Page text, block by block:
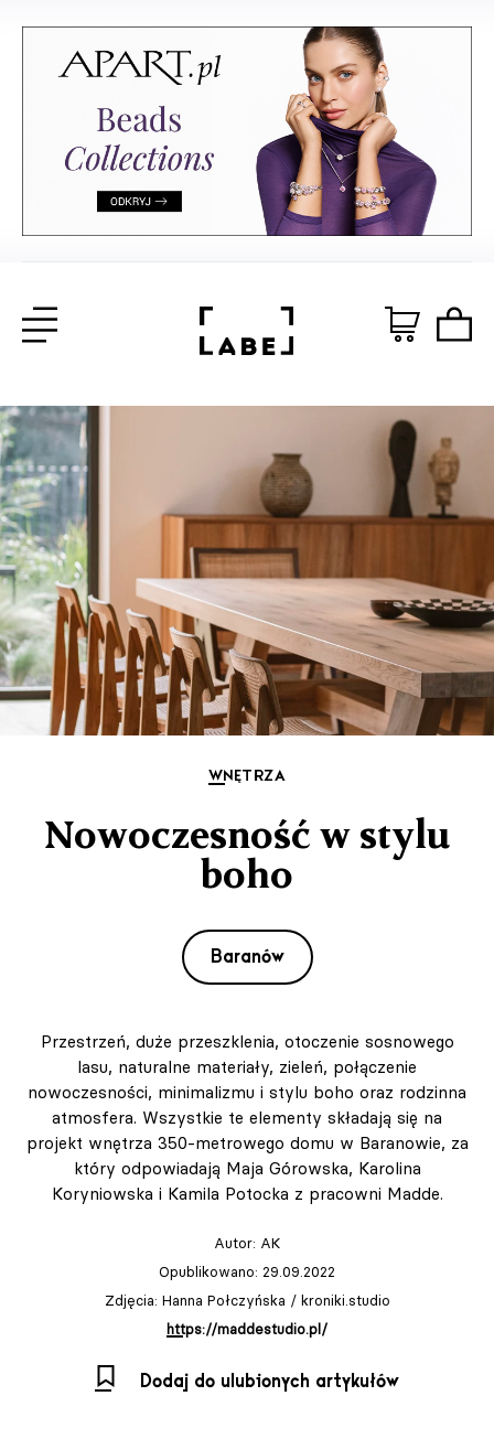
WNĘTRZA
Nowoczesność w stylu
boho
Baranów
Przestrzeń, duże przeszklenia, otoczenie sosnowego
lasu, naturalne materiały, zieleń, połączenie
nowoczesności, minimalizmu i stylu boho oraz rodzinna
atmosfera. Wszystkie te elementy składają się na
projekt wnętrza 350-metrowego domu w Baranowie, za
który odpowiadają Maja Górowska, Karolina
Koryniowska i Kamila Potocka z pracowni Madde.
Autor: AK
Opublikowano: 29.09.2022
Zdjęcia: Hanna Połczyńska / kroniki.studio
https://maddestudio.pl/
Dodaj do ulubionych artykułów